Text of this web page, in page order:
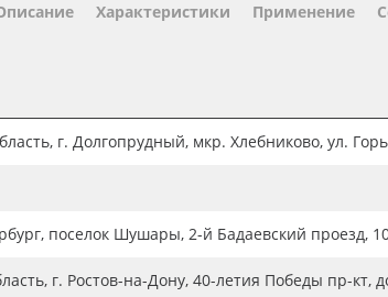
Oratape
Характеристики Применение
г. Долгопрудный, мкр. Хлебниково, ул.
поселок Шушары, 2-й Бадаевский проезд,
г. Ростов-на-Дону, 40-летия Победы пр-кт,